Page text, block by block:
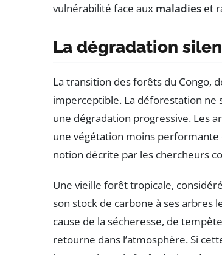
vulnérabilité face aux maladies et
La dégradation
La transition des forêts du Congo,
imperceptible. La déforestation ne
une dégradation progressive. Les
une végétation moins
notion décrite par les chercheurs
Une vieille forêt tropicale,
son stock de carbone à ses arbres
cause de la sécheresse, de
retourne dans l’atmosphère. Si